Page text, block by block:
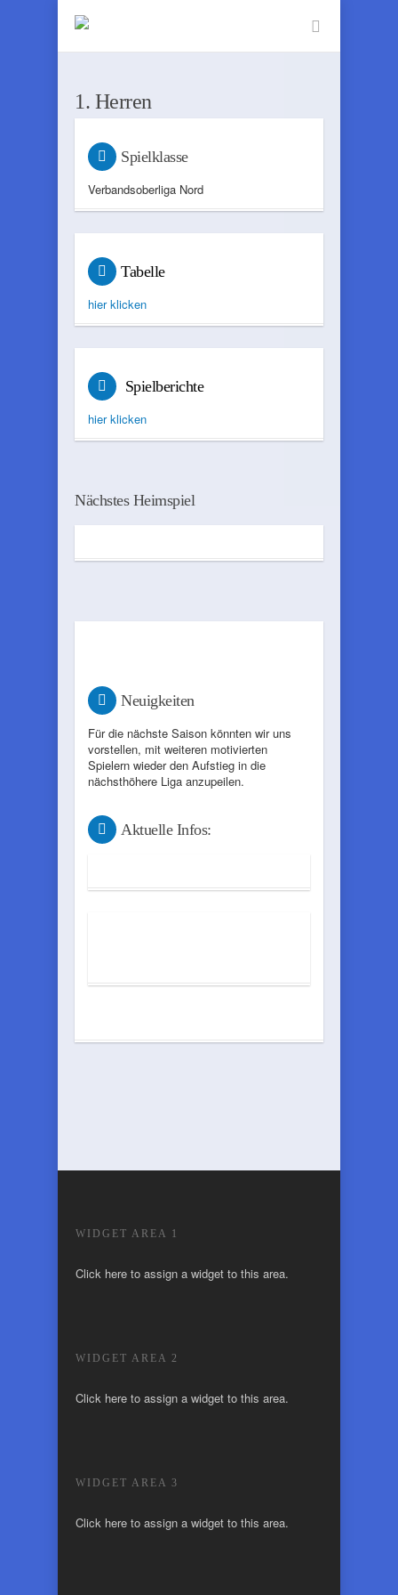
1. Herren
Spielklasse
Verbandsoberliga Nord
Tabelle
hier klicken
Spielberichte
hier klicken
Nächstes Heimspiel
Neuigkeiten
Für die nächste Saison könnten wir uns
vorstellen, mit weiteren motivierten
Spielern wieder den Aufstieg in die
nächsthöhere Liga anzupeilen.
Aktuelle Infos:
WIDGET AREA 1
Click here to assign a widget to this area.
WIDGET AREA 2
Click here to assign a widget to this area.
WIDGET AREA 3
Click here to assign a widget to this area.